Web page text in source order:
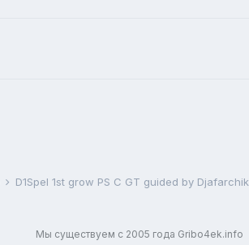
D1Spel 1st grow PS C GT guided by Djafarchik
Мы существуем с 2005 года Gribo4ek.info